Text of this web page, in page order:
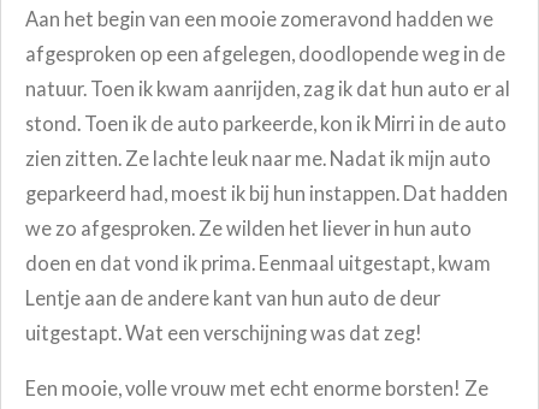
Aan het begin van een mooie zomeravond hadden we
afgesproken op een afgelegen, doodlopende weg in de
natuur. Toen ik kwam aanrijden, zag ik dat hun auto er al
stond. Toen ik de auto parkeerde, kon ik Mirri in de auto
zien zitten. Ze lachte leuk naar me. Nadat ik mijn auto
geparkeerd had, moest ik bij hun instappen. Dat hadden
we zo afgesproken. Ze wilden het liever in hun auto
doen en dat vond ik prima. Eenmaal uitgestapt, kwam
Lentje aan de andere kant van hun auto de deur
uitgestapt. Wat een verschijning was dat zeg!
Een mooie, volle vrouw met echt enorme borsten! Ze